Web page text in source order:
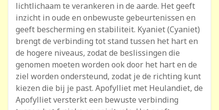
lichtlichaam te verankeren in de aarde. Het geeft
inzicht in oude en onbewuste gebeurtenissen en
geeft bescherming en stabiliteit. Kyaniet (Cyaniet)
brengt de verbinding tot stand tussen het hart en
de hogere niveaus, zodat de beslissingen die
genomen moeten worden ook door het hart en de
ziel worden ondersteund, zodat je de richting kunt
kiezen die bij je past. Apofylliet met Heulandiet, de
Apofylliet versterkt een bewuste verbinding